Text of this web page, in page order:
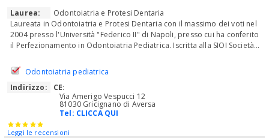
Laurea:
Odontoiatria e Protesi Dentaria
Laureata in Odontoiatria e Protesi Dentaria con il massimo dei voti nel
2004 presso l'Università "Federico II" di Napoli, presso cui ha conferito
il Perfezionamento in Odontoiatria Pediatrica. Iscritta alla SIOI Società...
Odontoiatria pediatrica
Indirizzo:
CE:
Via Amerigo Vespucci 12
81030 Gricignano di Aversa
Tel: CLICCA QUI
Leggi le recensioni